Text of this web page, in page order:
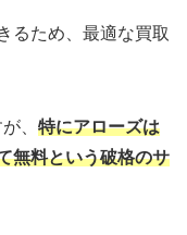
るため、最適な買取
、 特にアローズは
無料という破格のサ